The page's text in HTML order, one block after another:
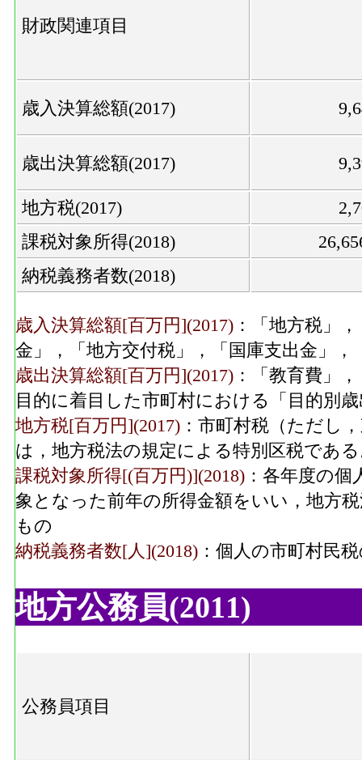
財政関連項目
歳入決算総額(2017)
歳出決算総額(2017)
地方税(2017)
課税対象所得(2018)
納税義務者数(2018)
歳入決算総額[百万円](2017) ：「地方税」
金」，「地方交付税」，「国庫支出金」
歳出決算総額[百万円](2017) ：「教育費」
目的に着目した市町村における「目的別
地方税[百万円](2017) ：市町村税（ただし
は，地方税法の規定による特別区税であ
課税対象所得[(百万円)](2018) ：各年度の
象となった前年の所得金額をいい，地方
もの
納税義務者数[人](2018) ：個人の市町村民
地方公務員(2011)
公務員項目